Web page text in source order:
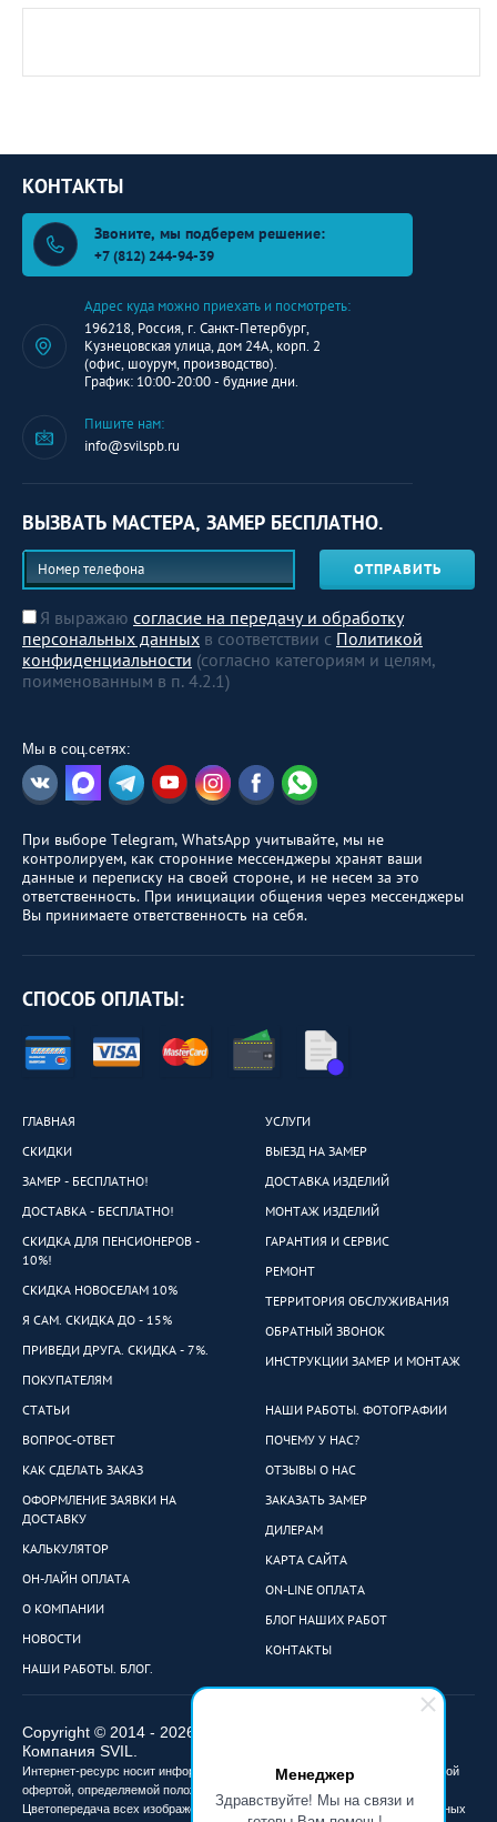
Менеджер
Здравствуйте! Мы на связи и
КОНТАКТЫ
Звоните, мы подберем решение:
+7 (812) 244-94-39
Адрес куда можно приехать и посмотреть:
196218, Россия, г. Санкт-Петербург,
Кузнецовская улица, дом 24А, корп. 2
(офис, шоурум, производство).
График: 10:00-20:00 - будние дни.
Пишите нам:
info@svilspb.ru
ВЫЗВАТЬ МАСТЕРА, ЗАМЕР БЕСПЛАТНО.
Я выражаю согласие на передачу и обработку
персональных данных в соответствии с Политикой
конфиденциальности (согласно категориям и целям,
поименованным в п. 4.2.1)
ОТПРАВИТЬ
Мы в соц.сетях:
При выборе Telegram, WhatsApp учитывайте, мы не
контролируем, как сторонние мессенджеры хранят ваши
данные и переписку на своей стороне, и не несем за это
ответственность. При инициации общения через мессенджеры
Вы принимаете ответственность на себя.
СПОСОБ ОПЛАТЫ:
ГЛАВНАЯ
СКИДКИ
ЗАМЕР - БЕСПЛАТНО!
ДОСТАВКА - БЕСПЛАТНО!
СКИДКА ДЛЯ ПЕНСИОНЕРОВ -
10%!
СКИДКА НОВОСЕЛАМ 10%
Я САМ. СКИДКА ДО - 15%
ПРИВЕДИ ДРУГА. СКИДКА - 7%.
ПОКУПАТЕЛЯМ
УСЛУГИ
ВЫЕЗД НА ЗАМЕР
ДОСТАВКА ИЗДЕЛИЙ
МОНТАЖ ИЗДЕЛИЙ
ГАРАНТИЯ И СЕРВИС
РЕМОНТ
ТЕРРИТОРИЯ ОБСЛУЖИВАНИЯ
ОБРАТНЫЙ ЗВОНОК
ИНСТРУКЦИИ ЗАМЕР И МОНТАЖ
СТАТЬИ
ВОПРОС-ОТВЕТ
КАК СДЕЛАТЬ ЗАКАЗ
ОФОРМЛЕНИЕ ЗАЯВКИ НА
ДОСТАВКУ
КАЛЬКУЛЯТОР
ОН-ЛАЙН ОПЛАТА
О КОМПАНИИ
НОВОСТИ
НАШИ РАБОТЫ. БЛОГ.
НАШИ РАБОТЫ. ФОТОГРАФИИ
ПОЧЕМУ У НАС?
ОТЗЫВЫ О НАС
ЗАКАЗАТЬ ЗАМЕР
ДИЛЕРАМ
КАРТА САЙТА
ON-LINE ОПЛАТА
БЛОГ НАШИХ РАБОТ
КОНТАКТЫ
Copyright © 2014 - 2026
Компания SVIL.
Интернет-ресурс носит информационный характер и не является публичной
офертой, определяемой положениями ст. 437 Гражданского кодекса РФ.
Цветопередача всех изображений не точная и может отличаться от реальных